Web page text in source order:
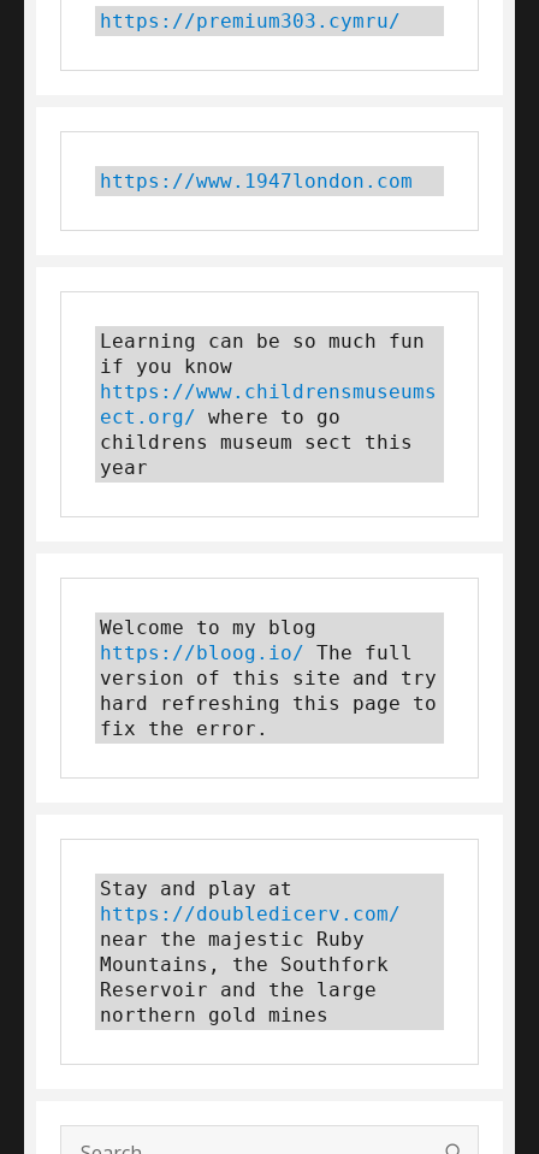
https://premium303.cymru/
https://www.1947london.com
Learning can be so much fun
https://www.childrensmuseums
ect.org/ where to go
childrens museum sect this
year
https://bloog.io/ The full
version of this site and try
hard refreshing this page to
fix the error.
https://doubledicerv.com/
near the majestic Ruby
Mountains, the Southfork
Reservoir and the large
northern gold mines
Search